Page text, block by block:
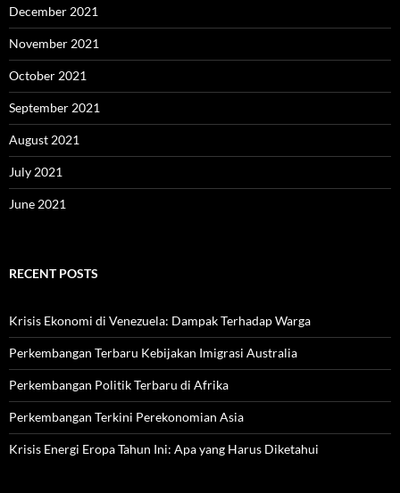
December 2021
November 2021
October 2021
September 2021
August 2021
July 2021
June 2021
RECENT POSTS
Krisis Ekonomi di Venezuela: Dampak Terhadap Warga
Perkembangan Terbaru Kebijakan Imigrasi Australia
Perkembangan Politik Terbaru di Afrika
Perkembangan Terkini Perekonomian Asia
Krisis Energi Eropa Tahun Ini: Apa yang Harus Diketahui